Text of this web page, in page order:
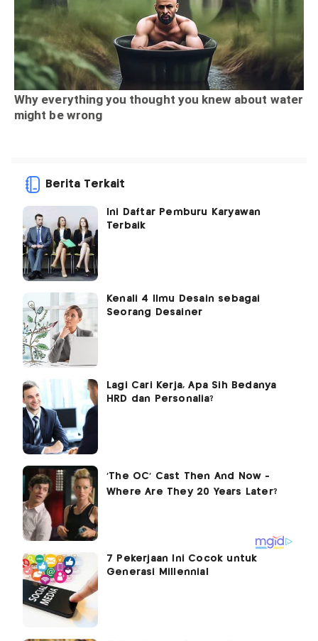
Berita Terkait
Ini Daftar Pemburu Karyawan
Terbaik
Kenali 4 Ilmu Desain sebagai
Seorang Desainer
Lagi Cari Kerja, Apa Sih Bedanya
HRD dan Personalia?
7 Pekerjaan Ini Cocok untuk
Generasi Millennial